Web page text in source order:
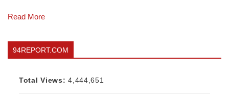
Read More
94REPORT.COM
Total Views:4,444,651